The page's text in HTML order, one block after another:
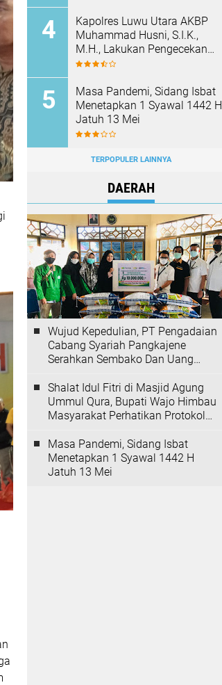
Kapolres Luwu Utara AKBP
Muhammad Husni, S.I.K.,
M.H., Lakukan Pengecekan
Rutan Dan Fasilitas Polres
Masa Pandemi, Sidang Isbat
Menetapkan 1 Syawal 1442 H
Jatuh 13 Mei
TERPOPULER LAINNYA
DAERAH
Wujud Kepedulian, PT Pengadaian
Cabang Syariah Pangkajene
Serahkan Sembako Dan Uang
Rappang
Shalat Idul Fitri di Masjid Agung
Ummul Qura, Bupati Wajo Himbau
Masyarakat Perhatikan Protokol
Masa Pandemi, Sidang Isbat
Menetapkan 1 Syawal 1442 H
Jatuh 13 Mei